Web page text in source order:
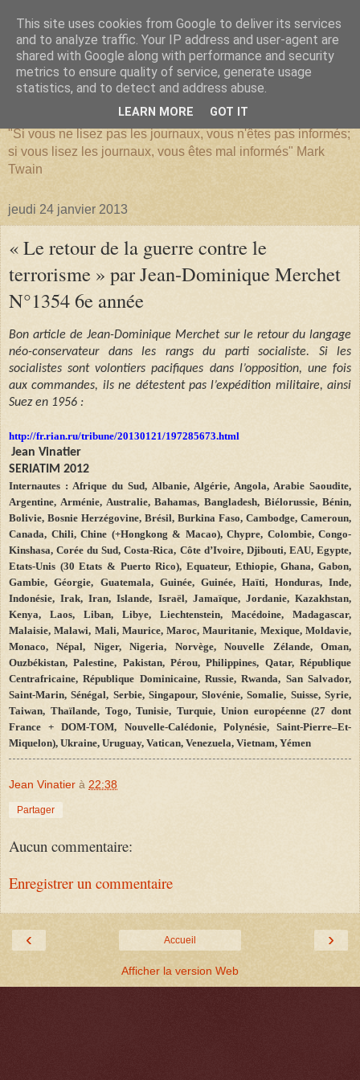
SERIATIM
"Si vous ne lisez pas les journaux, vous n'êtes pas informés;
si vous lisez les journaux, vous êtes mal informés" Mark
Twain
jeudi 24 janvier 2013
« Le retour de la guerre contre le
terrorisme » par Jean-Dominique Merchet
N°1354 6e année
Bon article de Jean-Dominique Merchet sur le retour du langage
néo-conservateur dans les rangs du parti socialiste. Si les
socialistes sont volontiers pacifiques dans l’opposition, une fois
aux commandes, ils ne détestent pas l’expédition militaire, ainsi
Suez en 1956 :
http://fr.rian.ru/tribune/20130121/197285673.html
Jean Vinatier
SERIATIM 2012
Internautes : Afrique du Sud, Albanie, Algérie, Angola, Arabie Saoudite,
Argentine, Arménie, Australie, Bahamas, Bangladesh, Biélorussie, Bénin,
Bolivie, Bosnie Herzégovine, Brésil, Burkina Faso, Cambodge, Cameroun,
Canada, Chili, Chine (+Hongkong & Macao), Chypre, Colombie, Congo-
Kinshasa, Corée du Sud, Costa-Rica, Côte d’Ivoire, Djibouti, EAU, Egypte,
Etats-Unis (30 Etats & Puerto Rico), Equateur, Ethiopie, Ghana, Gabon,
Gambie, Géorgie, Guatemala, Guinée, Guinée, Haïti, Honduras, Inde,
Indonésie, Irak, Iran, Islande, Israël, Jamaïque, Jordanie, Kazakhstan,
Kenya, Laos, Liban, Libye, Liechtenstein, Macédoine, Madagascar,
Malaisie, Malawi, Mali, Maurice, Maroc, Mauritanie, Mexique, Moldavie,
Monaco, Népal, Niger, Nigeria, Norvège, Nouvelle Zélande, Oman,
Ouzbékistan, Palestine, Pakistan, Pérou, Philippines, Qatar, République
Centrafricaine, République Dominicaine, Russie, Rwanda, San Salvador,
Saint-Marin, Sénégal, Serbie, Singapour, Slovénie, Somalie, Suisse, Syrie,
Taiwan, Thaïlande, Togo, Tunisie, Turquie, Union européenne (27 dont
France + DOM-TOM, Nouvelle-Calédonie, Polynésie, Saint-Pierre–Et-
Miquelon), Ukraine, Uruguay, Vatican, Venezuela, Vietnam, Yémen
Jean Vinatier à 22:38
Partager
Aucun commentaire:
Enregistrer un commentaire
‹ ›
Accueil
Afficher la version Web
This site uses cookies from Google to deliver its services
and to analyze traffic. Your IP address and user-agent are
shared with Google along with performance and security
metrics to ensure quality of service, generate usage
statistics, and to detect and address abuse.
LEARN MORE GOT IT